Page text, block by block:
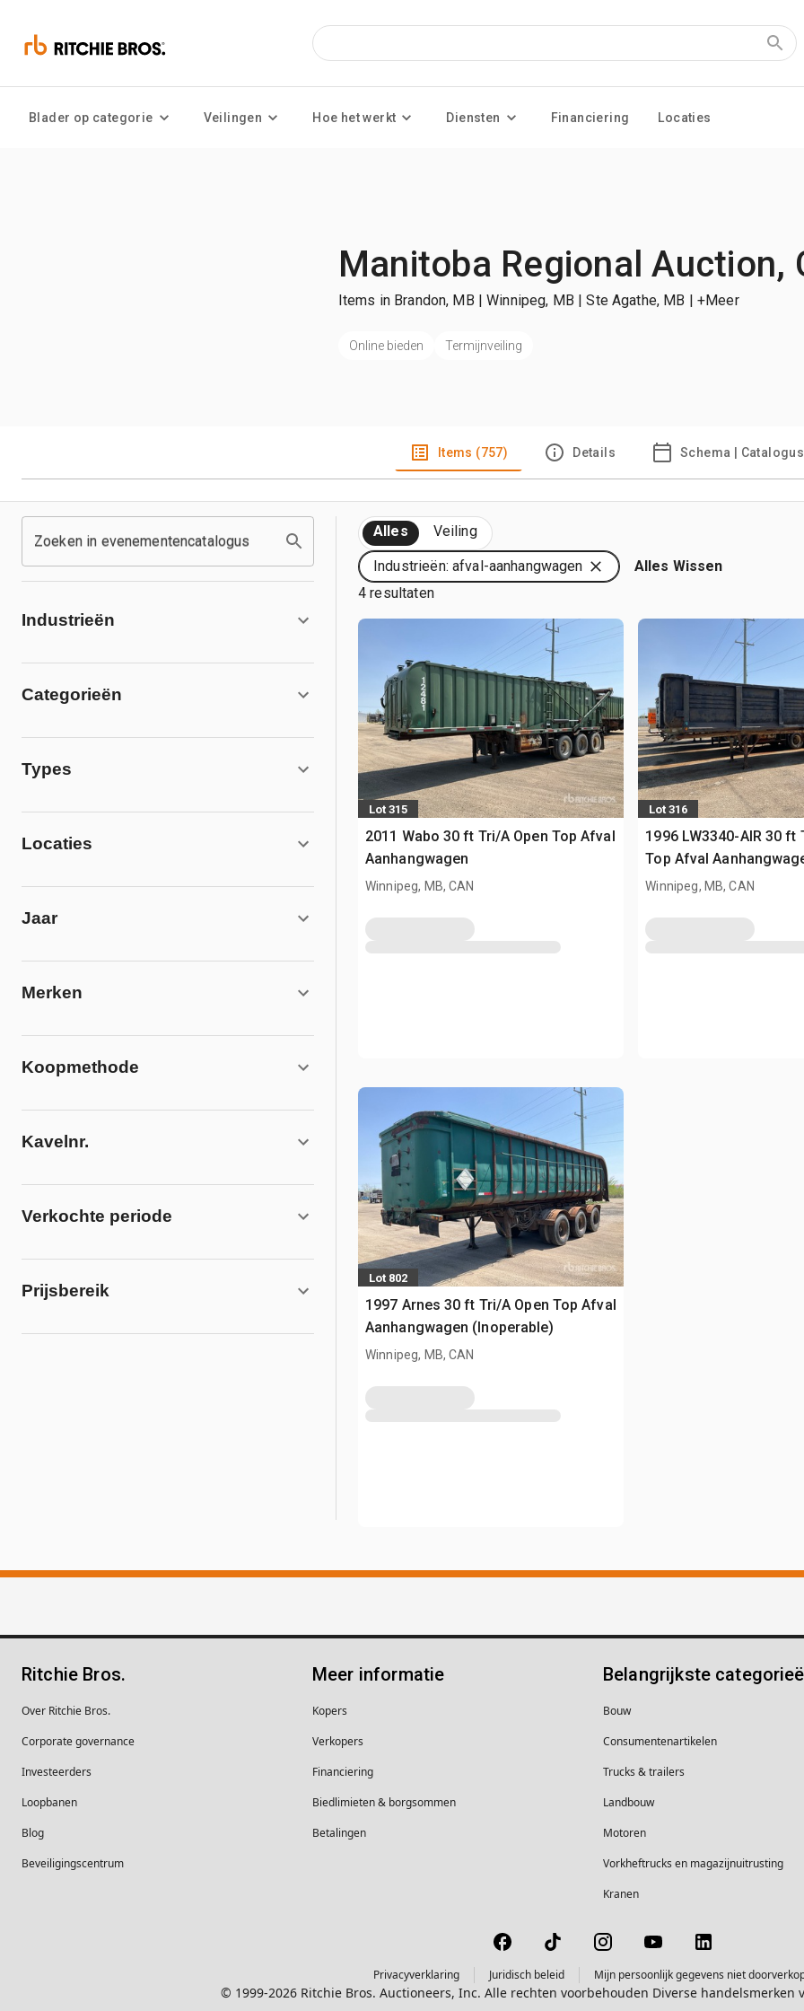
Blader op categorie Veilingen Hoe het werkt Diensten Financiering Locaties
Manitoba Regional Auction,
Items in Brandon, MB | Winnipeg, MB | Ste Agathe, MB | +Meer
Online bieden Termijnveiling
Items (757) Details Schema | Catalogus
Zoeken in evenementencatalogus
Industrieën
Categorieën
Types
Locaties
Jaar
Merken
Koopmethode
Kavelnr.
Verkochte periode
Prijsbereik
Alles Veiling
Industrieën: afval-aanhangwagen
Alles Wissen
4 resultaten
Lot 315
2011 Wabo 30 ft Tri/A Open Top Afval
Aanhangwagen
Winnipeg, MB, CAN
Lot 316
1996 LW3340-AIR 30 ft
Top Afval
Winnipeg, MB, CAN
Lot 802
1997 Arnes 30 ft Tri/A Open Top Afval
Aanhangwagen (Inoperable)
Winnipeg, MB, CAN
Ritchie Bros.
Over Ritchie Bros.
Corporate governance
Investeerders
Loopbanen
Blog
Beveiligingscentrum
Meer informatie
Kopers
Verkopers
Financiering
Biedlimieten & borgsommen
Betalingen
Belangrijkste
Bouw
Consumentenartikelen
Trucks & trailers
Landbouw
Motoren
Vorkheftrucks en magazijnuitrusting
Kranen
Privacyverklaring Juridisch beleid Mijn persoonlijk gegevens niet
© 1999-2026 Ritchie Bros. Auctioneers, Inc. Alle rechten voorbehouden Diverse handelsmerken